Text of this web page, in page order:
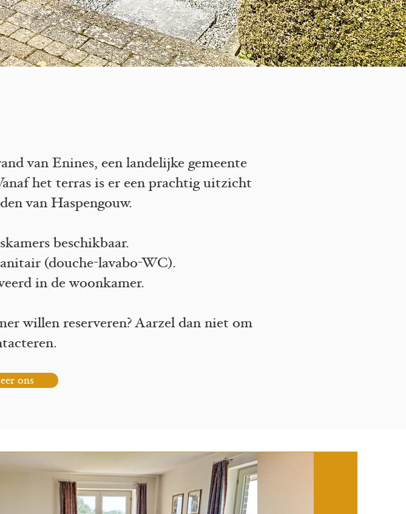
van Enines, een landelijke gemeente
het terras is er een prachtig uitzicht
van Haspengouw.
beschikbaar.
(douche-lavabo-WC).
in de woonkamer.
willen reserveren? Aarzel dan niet om
ons